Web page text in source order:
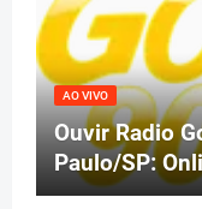
AO VIVO
Ouvir Radio
Paulo/SP: